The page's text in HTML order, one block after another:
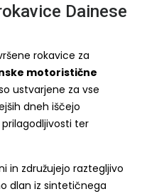
Dainese
rokavice za
motoristične
ustvarjene za vse
dneh iščejo
ter
in združujejo raztegljivo
dlan iz sintetičnega